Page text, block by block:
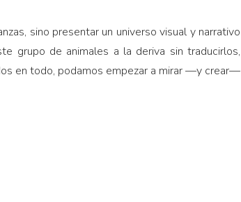
sino presentar un universo visual y narrativo
grupo de animales a la deriva sin traducirlos,
en todo, podamos empezar a mirar —y crear—